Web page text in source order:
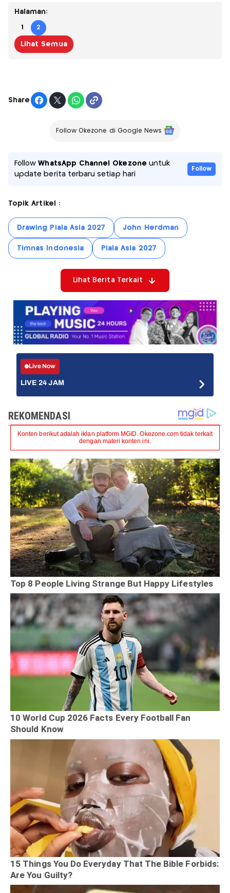
Halaman:
1 2
Lihat Semua
Share
Follow Okezone di Google News
FollowWhatsApp Channel Okezone untuk
update berita terbaru setiap hari
Follow
Topik Artikel :
Drawing Piala Asia 2027 John Herdman
Timnas Indonesia Piala Asia 2027
Lihat Berita Terkait
Live Now
LIVE 24 JAM